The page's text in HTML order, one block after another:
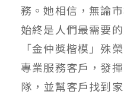
務。她相信，無論
始終是人們最需要
「金仲獎楷模」殊
專業服務客戶，發
隊，並幫客戶找到家